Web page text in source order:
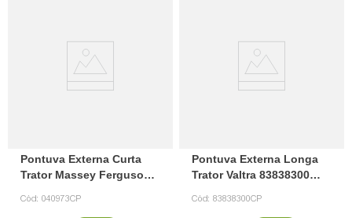
Pontuva Externa Curta
Trator Massey Ferguson
Cód: 040973CP
Pontuva Externa Longa
Trator Valtra 83838300
Cód: 83838300CP